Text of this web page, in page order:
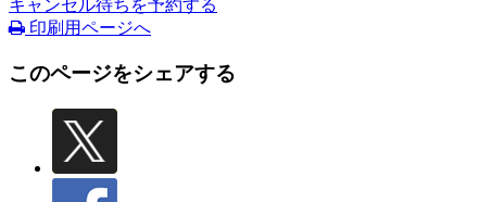
キャンセル待ちを予約する
印刷用ページへ
このページをシェアする